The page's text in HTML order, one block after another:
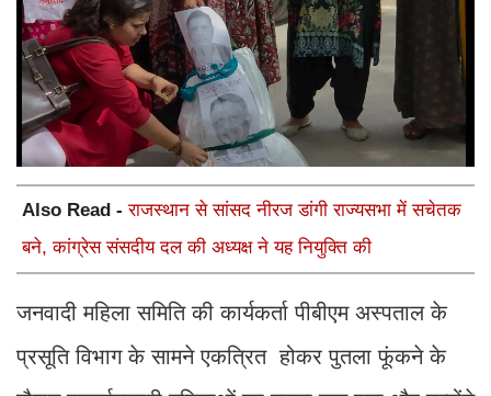
Also Read -राजस्थान से सांसद नीरज डांगी राज्यसभा में सचेतक
बने, कांग्रेस संसदीय दल की अध्यक्ष ने यह नियुक्ति की
जनवादी महिला समिति की कार्यकर्ता पीबीएम अस्पताल के
प्रसूति विभाग के सामने एकत्रित होकर पुतला फूंकने के